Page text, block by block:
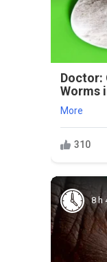
Doctor:
Worms
More
310
8 h